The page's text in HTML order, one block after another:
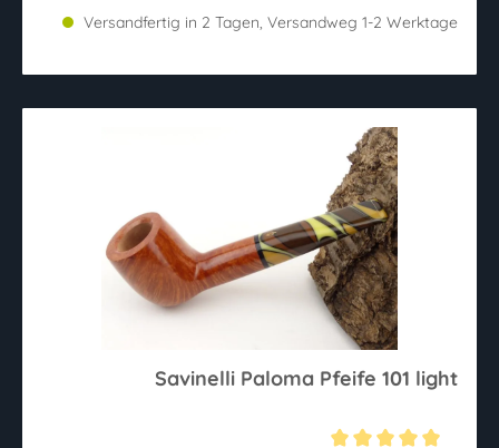
Versandfertig in 2 Tagen, Versandweg 1-2 Werktage
Savinelli Paloma Pfeife 101 light